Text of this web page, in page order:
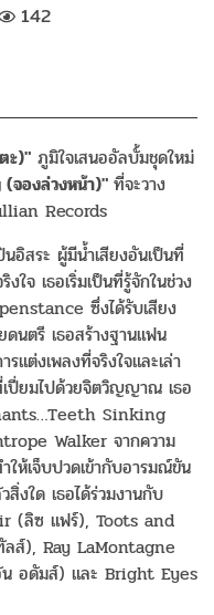
142
ะ)" ภูมิใจเสนออัลบั้มชุดใหม่
องล่วงหน้า)" ที่จะวาง
Records
นอิสระ ผู้มีน้ำเสียงอันเป็นที่
ใจ เธอเริ่มเป็นที่รู้จักในช่วง
ซึ่งได้รับเสียง
นตรี เธอสร้างฐานแฟน
แต่งเพลงที่จริงใจและเล่า
ปี่ยมไปด้วยจิตวิญญาณ เธอ
Sinking
Walker จากความ
ให้เจ็บปวดเข้ากับอารมณ์ขัน
สิ่งใด เธอได้ร่วมงานกับ
(ลิซ แฟร์), Toots and
ส์), Ray LaMontagne
น อดัมส์) และ Bright Eyes